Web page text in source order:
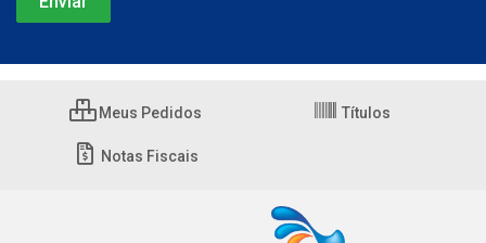
Meus Pedidos Títulos
Notas Fiscais